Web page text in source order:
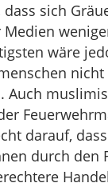
sich
wäre
Auch
darauf,
durch den